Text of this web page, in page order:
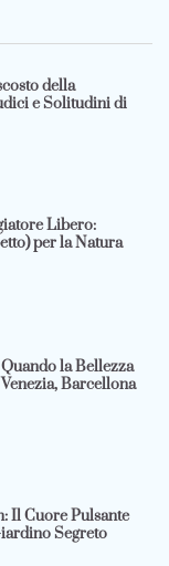
della
e Solitudini di
Libero:
per la Natura
la Bellezza
Barcellona
Il Cuore Pulsante
Segreto